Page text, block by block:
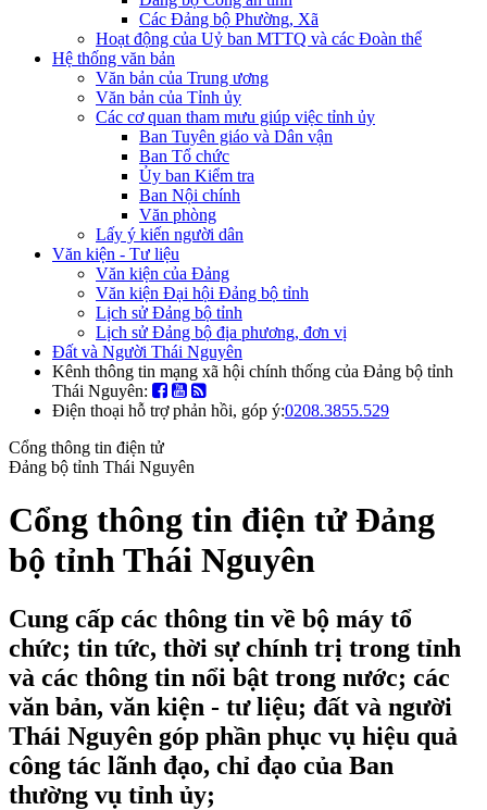
Các Đảng bộ Phường, Xã
Hoạt động của Uỷ ban MTTQ và các Đoàn thể
Hệ thống văn bản
Văn bản của Trung ương
Văn bản của Tỉnh ủy
Các cơ quan tham mưu giúp việc tỉnh ủy
Ban Tuyên giáo và Dân vận
Ban Tổ chức
Ủy ban Kiểm tra
Ban Nội chính
Văn phòng
Lấy ý kiến người dân
Văn kiện - Tư liệu
Văn kiện của Đảng
Văn kiện Đại hội Đảng bộ tỉnh
Lịch sử Đảng bộ tỉnh
Lịch sử Đảng bộ địa phương, đơn vị
Đất và Người Thái Nguyên
Kênh thông tin mạng xã hội chính thống của Đảng bộ tỉnh
Thái Nguyên:
Điện thoại hỗ trợ phản hồi, góp ý:0208.3855.529
Cổng thông tin điện tử
Đảng bộ tỉnh Thái Nguyên
Cổng thông tin điện tử Đảng
bộ tỉnh Thái Nguyên
Cung cấp các thông tin về bộ máy tổ
chức; tin tức, thời sự chính trị trong tỉnh
và các thông tin nổi bật trong nước; các
văn bản, văn kiện - tư liệu; đất và người
Thái Nguyên góp phần phục vụ hiệu quả
công tác lãnh đạo, chỉ đạo của Ban
thường vụ tỉnh ủy;